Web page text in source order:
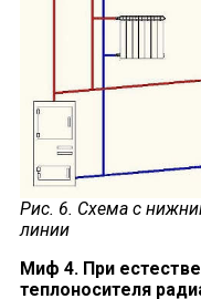
Рис. 6. Схема с
линии
Миф 4. При
теплоносителя